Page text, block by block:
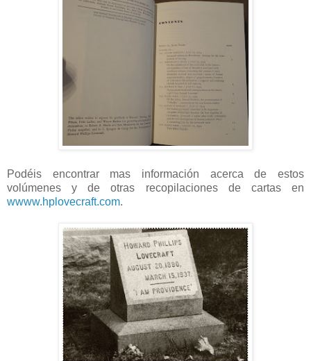
Podéis encontrar mas información acerca de estos
volúmenes y de otras recopilaciones de cartas en
wwww.hplovecraft.com.